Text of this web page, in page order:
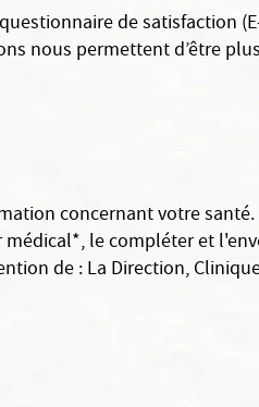
de satisfaction
nous permettent d’être
concernant votre santé.
le compléter et
de : La Direction,